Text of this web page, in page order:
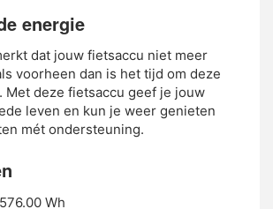
energie
dat jouw fietsaccu niet meer
voorheen dan is het tijd om deze
Met deze fietsaccu geef je jouw
leven en kun je weer genieten
mét ondersteuning.
Wh